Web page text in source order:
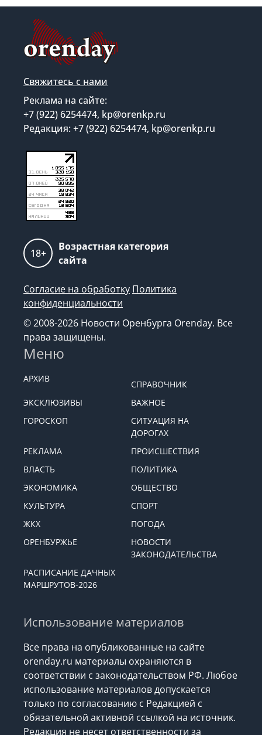
Свяжитесь с нами
Реклама на сайте:
+7 (922) 6254474, kp@orenkp.ru
Редакция: +7 (922) 6254474, kp@orenkp.ru
18+
Возрастная категория
сайта
Согласие на обработку Политика
конфиденциальности
© 2008-2026 Новости Оренбурга Orenday. Все
права защищены.
Меню
АРХИВ
СПРАВОЧНИК
ЭКСКЛЮЗИВЫ
ВАЖНОЕ
ГОРОСКОП
СИТУАЦИЯ НА
ДОРОГАХ
РЕКЛАМА
ПРОИСШЕСТВИЯ
ВЛАСТЬ
ПОЛИТИКА
ЭКОНОМИКА
ОБЩЕСТВО
КУЛЬТУРА
СПОРТ
ЖКХ
ПОГОДА
ОРЕНБУРЖЬЕ
НОВОСТИ
ЗАКОНОДАТЕЛЬСТВА
РАСПИСАНИЕ ДАЧНЫХ
МАРШРУТОВ-2026
Использование материалов
Все права на опубликованные на сайте
orenday.ru материалы охраняются в
соответствии с законодательством РФ. Любое
использование материалов допускается
только по согласованию с Редакцией с
обязательной активной ссылкой на источник.
Редакция не несет ответственности за